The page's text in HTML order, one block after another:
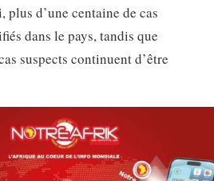
plus d’une centaine de cas
dans le pays, tandis que
suspects continuent d’être